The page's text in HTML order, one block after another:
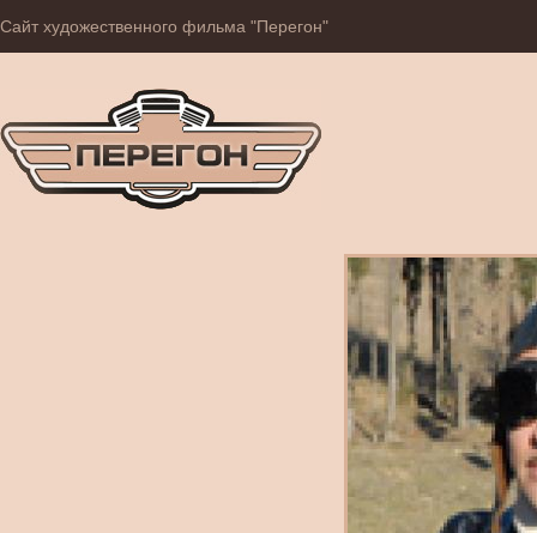
Сайт художественного фильма "Перегон"